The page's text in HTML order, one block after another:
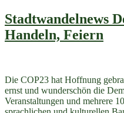
Crowdfunding
verlängert
+
+
Velowerft
startet
Bau
Stadtwandelnews
Handeln, Feiern
Die COP23 hat Hoffnung
ernst und wunderschön die
Veranstaltungen und mehrere